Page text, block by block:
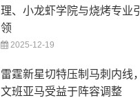
理、小龙虾学院与烧烤专业引
领
2025-12-19
雷霆新星切特压制马刺内线，
文班亚马受益于阵容调整